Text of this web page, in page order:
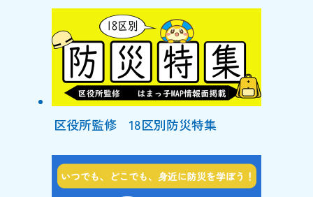
区役所監修 18区別防災特集